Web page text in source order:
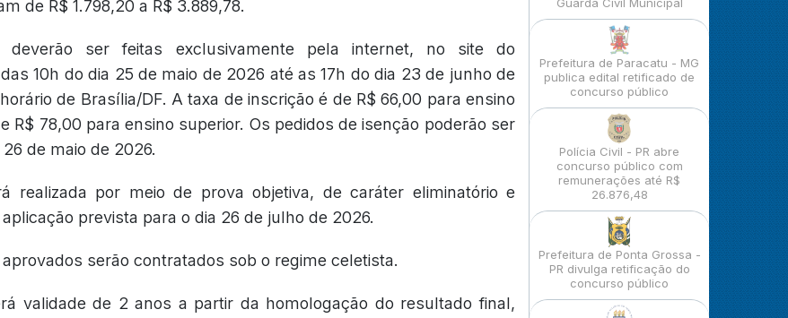
de R$ 1.798,20 a R$ 3.889,78.
deverão ser feitas exclusivamente pela internet, no site do
10h do dia 25 de maio de 2026 até as 17h do dia 23 de junho de
de Brasília/DF. A taxa de inscrição é de R$ 66,00 para ensino
R$ 78,00 para ensino superior. Os pedidos de isenção poderão ser
de maio de 2026.
realizada por meio de prova objetiva, de caráter eliminatório e
prevista para o dia 26 de julho de 2026.
serão contratados sob o regime celetista.
validade de 2 anos a partir da homologação do resultado final,
Prefeitura de Paracatu - MG
publica edital retificado de
concurso público
Polícia Civil - PR abre
concurso público com
remunerações até R$
26.876,48
Prefeitura de Ponta Grossa -
PR divulga retificação do
concurso público